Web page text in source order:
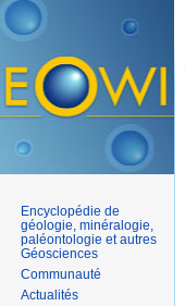
Encyclopédie de
géologie, minéralogie,
paléontologie et autres
Géosciences
Communauté
Actualités